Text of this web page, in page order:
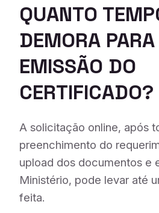
QUANTO
DEMORA
EMISSÃO DO
CERTIFICADO?
A solicitação online, após
preenchimento do
upload dos documentos e
Ministério, pode levar até
feita.